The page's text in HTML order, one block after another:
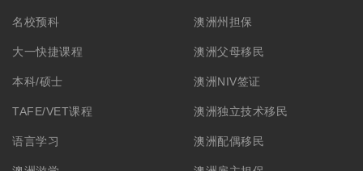
名校预科
大一快捷课程
本科/硕士
TAFE/VET课程
语言学习
澳洲州担保
澳洲父母移民
澳洲NIV签证
澳洲独立技术移民
澳洲配偶移民